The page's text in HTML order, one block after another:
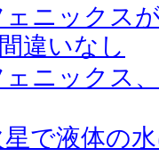
ェニックス
違いなし
ェニックス
星で液体の